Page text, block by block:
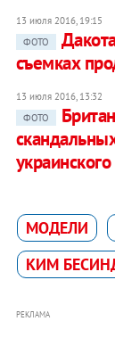
13 июля 2016, 19:15
ФОТО
съемках
13 июля 2016, 13:32
ФОТО
МОДЕЛИ
КИМ
РЕКЛАМА